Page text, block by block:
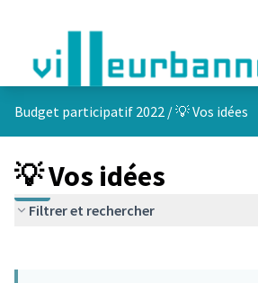
Budget participatif 2022 /💡 Vos idées
💡 Vos idées
Filtrer et rechercher